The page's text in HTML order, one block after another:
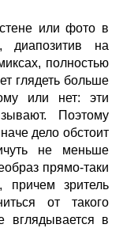
или фото в
диапозитив на
полностью
глядеть больше
или нет: эти
Поэтому
дело обстоит
не меньше
прямо-таки
причем зритель
от такого
вглядывается в